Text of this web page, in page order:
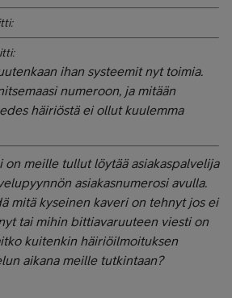
ihan systeemit nyt toimia.
numeroon, ja mitään
häiriöstä ei ollut kuulemma
on meille tullut löytää asiakaspalvelija
asiakasnumerosi avulla.
mitä kyseinen kaveri on tehnyt jos ei
tai mihin bittiavaruuteen viesti on
kuitenkin häiriöilmoituksen
aikana meille tutkintaan?